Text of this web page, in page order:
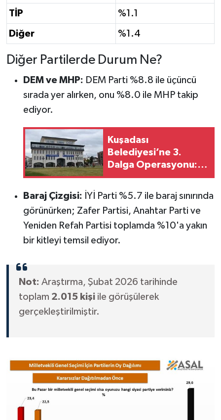
TİP %1.1
Diğer %1.4
Diğer Partilerde Durum Ne?
DEM ve MHP: DEM Parti %8.8 ile üçüncü
sırada yer alırken, onu %8.0 ile MHP takip
ediyor.
Kuşadası
Belediyesi’ne 3.
Dalga Operasyonu:
Başkanın Kızı ve Üst
Gözaltında
Baraj Çizgisi: İYİ Parti %5.7 ile baraj sınırında
görünürken; Zafer Partisi, Anahtar Parti ve
Yeniden Refah Partisi toplamda %10'a yakın
bir kitleyi temsil ediyor.
Not: Araştırma, Şubat 2026 tarihinde
toplam 2.015 kişiile görüşülerek
gerçekleştirilmiştir.